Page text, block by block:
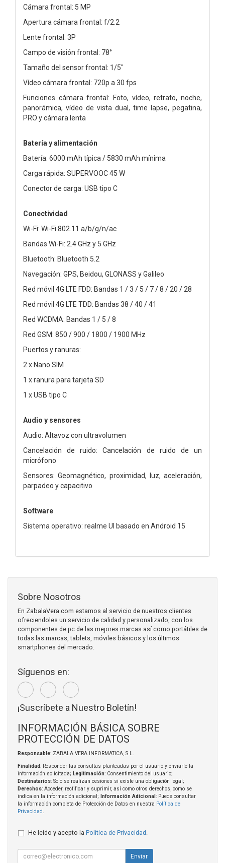
Cámara frontal: 5 MP
Apertura cámara frontal: f/2.2
Lente frontal: 3P
Campo de visión frontal: 78°
Tamaño del sensor frontal: 1/5"
Vídeo cámara frontal: 720p a 30 fps
Funciones cámara frontal: Foto, vídeo, retrato, noche,
panorámica, vídeo de vista dual, time lapse, pegatina,
PRO y cámara lenta
Batería y alimentación
Batería: 6000 mAh típica / 5830 mAh mínima
Carga rápida: SUPERVOOC 45 W
Conector de carga: USB tipo C
Conectividad
Wi-Fi: Wi-Fi 802.11 a/b/g/n/ac
Bandas Wi-Fi: 2.4 GHz y 5 GHz
Bluetooth: Bluetooth 5.2
Navegación: GPS, Beidou, GLONASS y Galileo
Red móvil 4G LTE FDD: Bandas 1 / 3 / 5 / 7 / 8 / 20 / 28
Red móvil 4G LTE TDD: Bandas 38 / 40 / 41
Red WCDMA: Bandas 1 / 5 / 8
Red GSM: 850 / 900 / 1800 / 1900 MHz
Puertos y ranuras:
2 x Nano SIM
1 x ranura para tarjeta SD
1 x USB tipo C
Audio y sensores
Audio: Altavoz con ultravolumen
Cancelación de ruido: Cancelación de ruido de un
micrófono
Sensores: Geomagnético, proximidad, luz, aceleración,
parpadeo y capacitivo
Software
Sistema operativo: realme UI basado en Android 15
Sobre Nosotros
En ZabalaVera.com estamos al servicio de nuestros clientes
ofreciendoles un servicio de calidad y personalizado, con los
componentes de pc de las mejores marcas así como portátiles de
todas las marcas, tablets, móviles básicos y los últimos
smartphones del mercado.
Síguenos en:
¡Suscríbete a Nuestro Boletín!
INFORMACIÓN BÁSICA SOBRE
PROTECCIÓN DE DATOS
Responsable: ZABALA VERA INFORMATICA, S.L.
Finalidad: Responder las consultas planteadas por el usuario y enviarle la
información solicitada; Legitimación: Consentimiento del usuario;
Destinatarios: Solo se realizan cesiones si existe una obligación legal;
Derechos: Acceder, rectificar y suprimir, así como otros derechos, como se
indica en la información adicional;
Información Adicional : Puede consultar
la información completa de Protección de Datos en nuestra Política de
Privacidad
He leído y acepto la Política de Privacidad
Enviar